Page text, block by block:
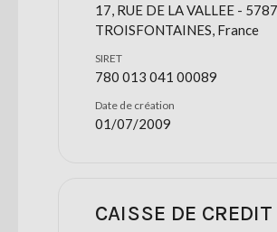
17, RUE DE LA VALLEE -
TROISFONTAINES, France
SIRET
780 013 041 00089
Date de création
01/07/2009
CAISSE DE CREDIT